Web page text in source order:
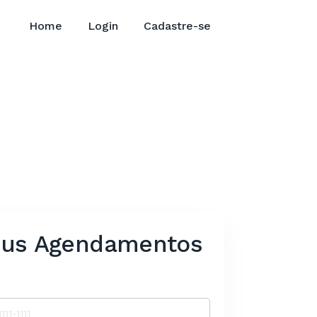
Home Login Cadastre-se
Agendamentos